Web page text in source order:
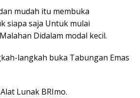
mudah itu membuka
siapa saja Untuk mulai
Didalam modal kecil.
langkah buka Tabungan Emas
Lunak BRImo.